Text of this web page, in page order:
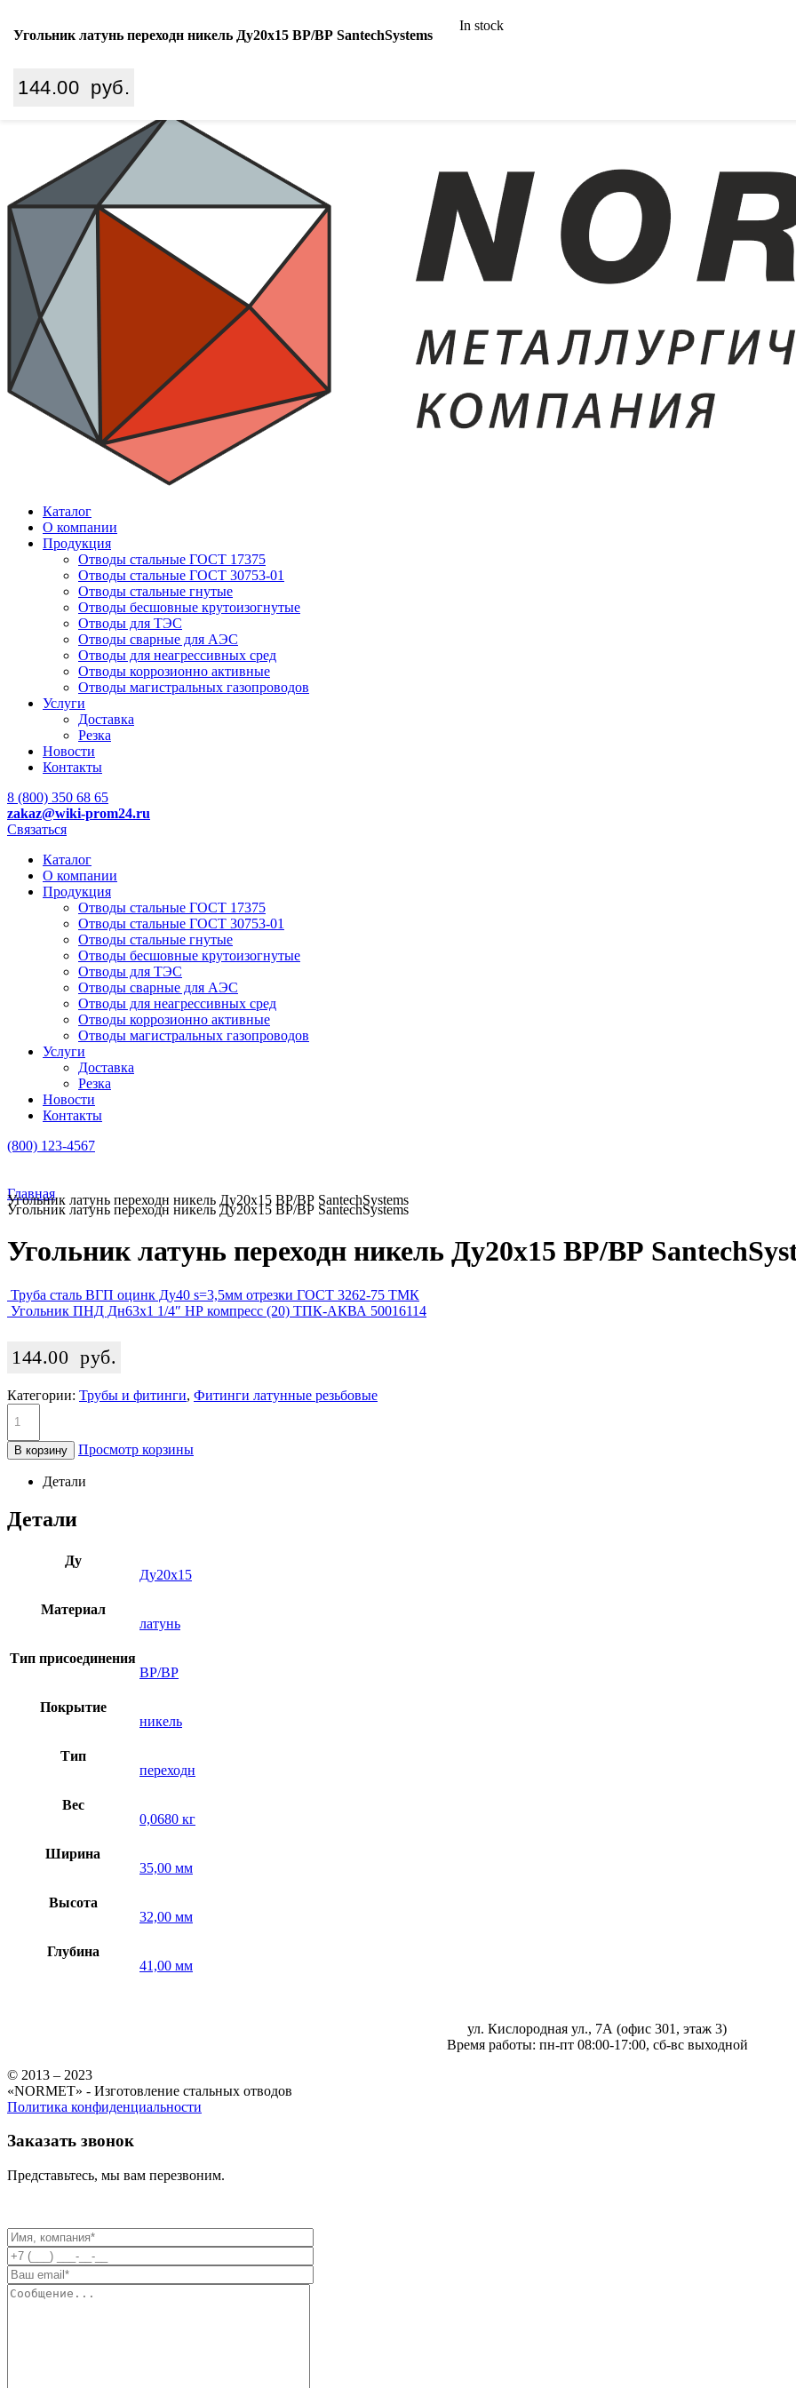
Екатеринбург
8 (800) 350 68 65
@wiki-prom24.ru
Каталог
О компании
Продукция
Отводы стальные ГОСТ 17375
Отводы стальные ГОСТ 30753-01
Отводы стальные гнутые
Отводы бесшовные крутоизогнутые
Отводы для ТЭС
Отводы сварные для АЭС
Отводы для неагрессивных сред
Отводы коррозионно активные
Отводы магистральных газопроводов
Услуги
Доставка
Резка
Новости
Контакты
8 (800) 350 68 65
zakaz@wiki-prom24.ru
Связаться
Каталог
О компании
Продукция
Отводы стальные ГОСТ 17375
Отводы стальные ГОСТ 30753-01
Отводы стальные гнутые
Отводы бесшовные крутоизогнутые
Отводы для ТЭС
Отводы сварные для АЭС
Отводы для неагрессивных сред
Отводы коррозионно активные
Отводы магистральных газопроводов
Услуги
Доставка
Резка
Новости
Контакты
(800) 123-4567
Главная
Угольник латунь переходн никель Ду20х15 ВР/ВР SantechSystems
Угольник латунь переходн никель Ду20х15 ВР/ВР SantechSystems
Угольник латунь переходн никель Ду20х15 ВР/ВР
Труба сталь ВГП оцинк Ду40 s=3,5мм отрезки ГОСТ 3262-75 ТМК
Угольник ПНД Дн63х1 1/4″ НР компресс (20) ТПК-АКВА 50016114
Угольник латунь переходн никель Ду20х15 ВР/ВР SantechSystems
144.00 руб.
In stock
144.00 руб.
Категории: Трубы и фитинги, Фитинги латунные резьбовые
В корзину Просмотр корзины
Детали
Детали
Ду
Ду20х15
Материал
латунь
Тип присоединения
ВР/ВР
Покрытие
никель
Тип
переходн
Вес
0,0680 кг
Ширина
35,00 мм
Высота
32,00 мм
Глубина
41,00 мм
ул. Кислородная ул., 7А (офис 301, этаж 3)
Время работы: пн-пт 08:00-17:00, сб-вс выходной
© 2013 – 2023
«NORMET» - Изготовление стальных отводов
Политика конфиденциальности
Заказать звонок
Представьтесь, мы вам перезвоним.